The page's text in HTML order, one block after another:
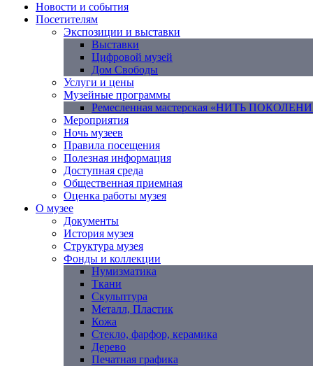
Новости и события
Посетителям
Экспозиции и выставки
Выставки
Цифровой музей
Дом Свободы
Услуги и цены
Музейные программы
Ремесленная мастерская «НИТЬ
Мероприятия
Ночь музеев
Правила посещения
Полезная информация
Доступная среда
Общественная приемная
Оценка работы музея
О музее
Документы
История музея
Структура музея
Фонды и коллекции
Нумизматика
Ткани
Скульптура
Металл, Пластик
Кожа
Стекло, фарфор, керамика
Дерево
Печатная графика